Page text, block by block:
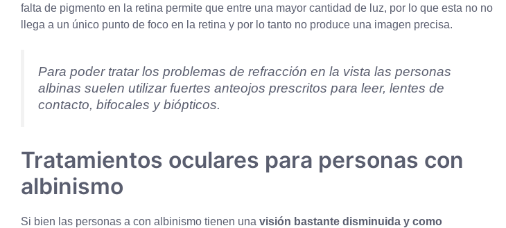
falta de pigmento en la retina permite que entre una mayor cantidad de luz, por lo que esta no no
llega a un único punto de foco en la retina y por lo tanto no produce una imagen precisa.
Para poder tratar los problemas de refracción en la vista las personas
albinas suelen utilizar fuertes anteojos prescritos para leer, lentes de
contacto, bifocales y biópticos.
Tratamientos oculares para personas con
albinismo
Si bien las personas a con albinismo tienen una visión bastante disminuida y como